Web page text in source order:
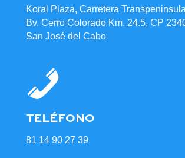
Koral Plaza, Carretera
Bv. Cerro Colorado Km. 24.5, CP
San José del Cabo
TELÉFONO
81 14 90 27 39